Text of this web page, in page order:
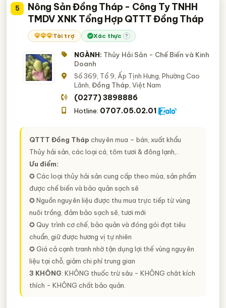
5
Nông Sản Đồng Tháp - Công Ty TNHH
TMDV XNK Tổng Hợp QTTT Đồng Tháp
Tài trợ Xác thực ?
NGÀNH: Thủy Hải Sản - Chế Biến và Kinh
Doanh
Số 369, Tổ 9, Ấp Tịnh Hưng, Phường Cao
Lãnh,Đồng Tháp , Việt Nam
(0277) 3898886
Hotline: 0707.05.02.01
QTTT Đồng Tháp chuyên mua – bán, xuất khẩu
Thủy hải sản, các loại cá, tôm tươi & đông lạnh,..
Ưu điểm:
✪ Các loại thủy hải sản cung cấp theo mùa, sản phẩm
được chế biến và bảo quản sạch sẽ
✪ Nguồn nguyên liệu được thu mua trực tiếp từ vùng
nuôi trồng, đảm bảo sạch sẽ, tươi mới
✪ Quy trình cơ chế, bảo quản và đóng gói đạt tiêu
chuẩn, giữ được hương vị tự nhiên
✪ Giá cả cạnh tranh nhờ tận dụng lợi thế vùng nguyên
liệu tại chỗ, giảm chi phí trung gian
3 KHÔNG: KHÔNG thuốc trừ sâu - KHÔNG chât kích
thích - KHÔNG chất bảo quản.